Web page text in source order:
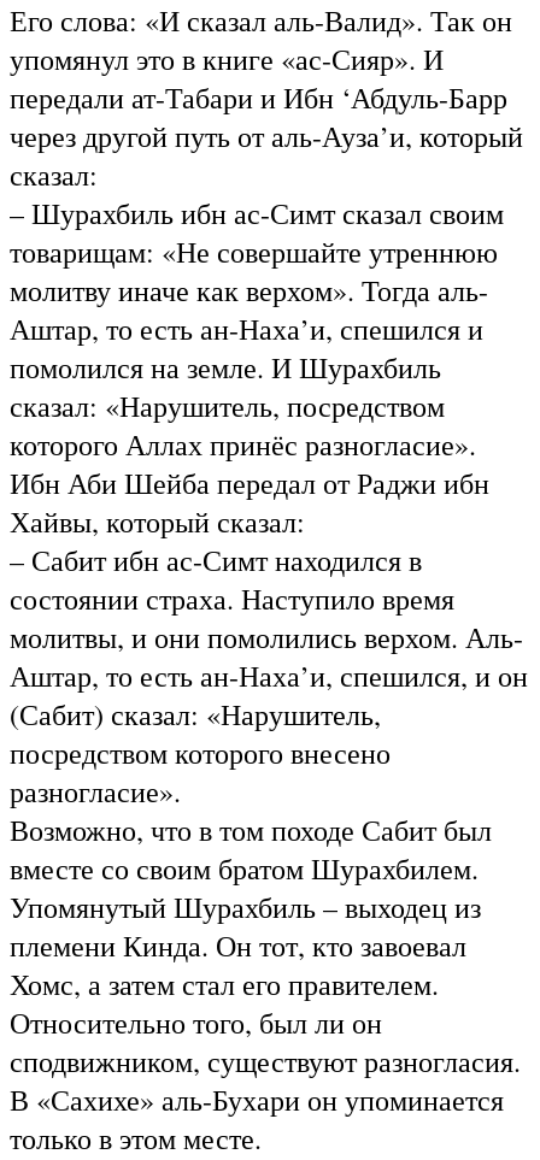
Его слова: «И сказал аль-Валид». Так он
упомянул это в книге «ас-Сияр». И
передали ат-Табари и Ибн ‘Абдуль-Барр
через другой путь от аль-Ауза’и, который
сказал:
– Шурахбиль ибн ас-Симт сказал своим
товарищам: «Не совершайте утреннюю
молитву иначе как верхом». Тогда аль-
Аштар, то есть ан-Наха’и, спешился и
помолился на земле. И Шурахбиль
сказал: «Нарушитель, посредством
которого Аллах принёс разногласие».
Ибн Аби Шейба передал от Раджи ибн
Хайвы, который сказал:
– Сабит ибн ас-Симт находился в
состоянии страха. Наступило время
молитвы, и они помолились верхом. Аль-
Аштар, то есть ан-Наха’и, спешился, и он
(Сабит) сказал: «Нарушитель,
посредством которого внесено
разногласие».
Возможно, что в том походе Сабит был
вместе со своим братом Шурахбилем.
Упомянутый Шурахбиль – выходец из
племени Кинда. Он тот, кто завоевал
Хомс, а затем стал его правителем.
Относительно того, был ли он
сподвижником, существуют разногласия.
В «Сахихе» аль-Бухари он упоминается
только в этом месте.